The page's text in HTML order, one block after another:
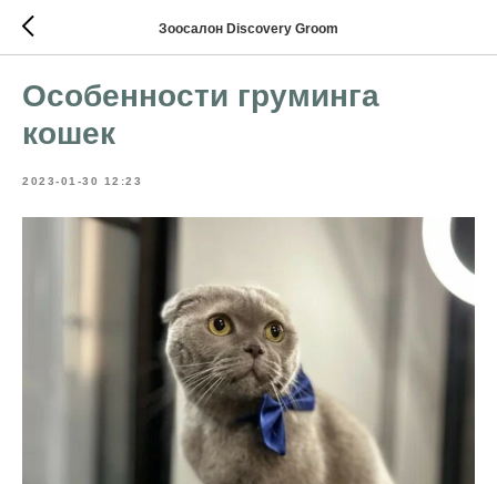
Зоосалон Discovery Groom
Особенности груминга
кошек
2023-01-30 12:23